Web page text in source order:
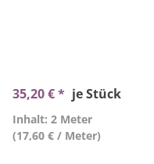
35,20 € * je Stück
Inhalt: 2 Meter
(17,60 € / Meter)